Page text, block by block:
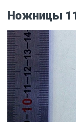
Ножницы